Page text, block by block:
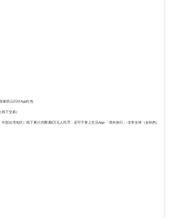
银联云闪付App红包
线下交易）
国台湾地区）线下累计消费满8万元人民币，还可于掌上生活App-「境外旅行」-非常全球（金秋档）